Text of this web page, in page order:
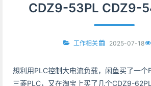
CDZ9-53PL CDZ9-
工作相关 2025-07-18
想利用PLC控制大电流负载，闲鱼买了一
三菱PLC，又在淘宝上买了几个CDZ9-